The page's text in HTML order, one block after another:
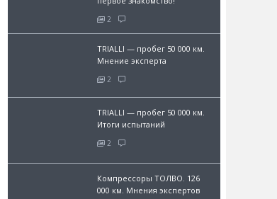
2
TRIALLI — пробег 50 000 км.
Мнение эксперта
2
TRIALLI — пробег 50 000 км.
Итоги испытаний
2
Компрессоры ТОЛВО. 126
000 км. Мнения экспертов